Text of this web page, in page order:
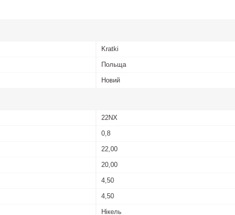
Kratki
Польща
Новий
22NX
0,8
22,00
20,00
4,50
4,50
Нікель